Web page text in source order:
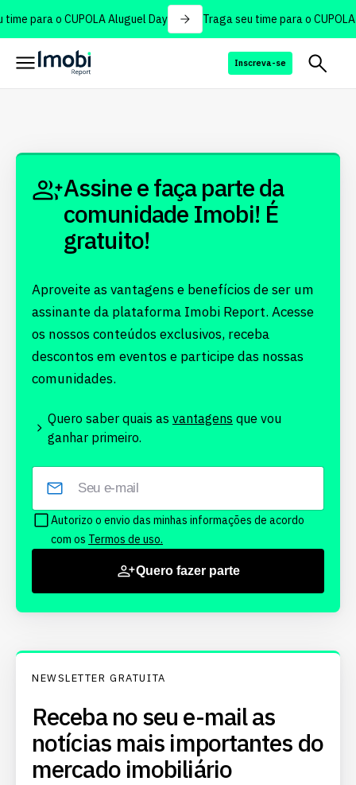
para o CUPOLA Aluguel Day Traga seu time para o CUPOLA
Inscreva-se
Assine e faça parte da
comunidade Imobi! É
gratuito!
Aproveite as vantagens e benefícios de ser um
assinante da plataforma Imobi Report. Acesse
os nossos conteúdos exclusivos, receba
descontos em eventos e participe das nossas
comunidades.
Quero saber quais as vantagens que vou
ganhar primeiro.
Autorizo o envio das minhas informações de acordo
com os Termos de uso.
Quero fazer parte
NEWSLETTER GRATUITA
Receba no seu e-mail as
notícias mais importantes do
mercado imobiliário